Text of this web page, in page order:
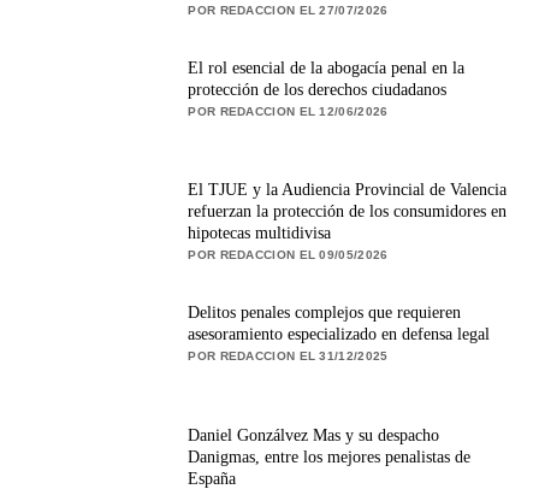
POR REDACCION EL 27/07/2026
El rol esencial de la abogacía penal en la
protección de los derechos ciudadanos
POR REDACCION EL 12/06/2026
El TJUE y la Audiencia Provincial de Valencia
refuerzan la protección de los consumidores en
hipotecas multidivisa
POR REDACCION EL 09/05/2026
Delitos penales complejos que requieren
asesoramiento especializado en defensa legal
POR REDACCION EL 31/12/2025
Daniel Gonzálvez Mas y su despacho
Danigmas, entre los mejores penalistas de
España